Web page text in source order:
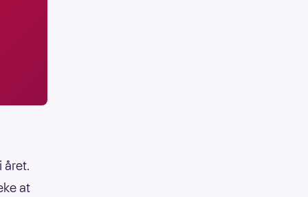
året.
at